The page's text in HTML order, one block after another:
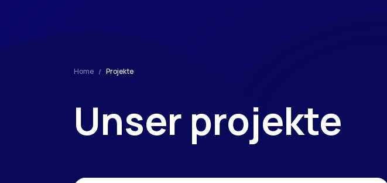
Gummibänder
Dichtungen Formprodukte
Home Projekte
Unser projekte